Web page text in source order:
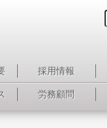
採用情報
労務顧問